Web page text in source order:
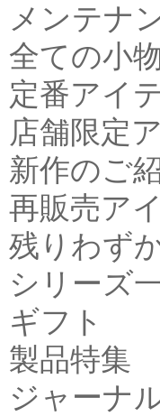
メンテナ
全ての小
定番アイ
店舗限定
新作のご
再販売ア
残りわず
シリーズ
ギフト
製品特集
ジャーナ